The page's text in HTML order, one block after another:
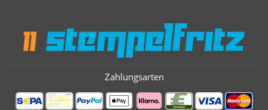
Zahlungsarten